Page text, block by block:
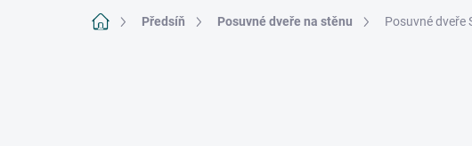
Domů Předsíň Posuvné dveře na stěnu Posuvné dveře